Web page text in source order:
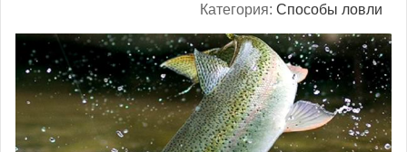
Категория: Способы ловли